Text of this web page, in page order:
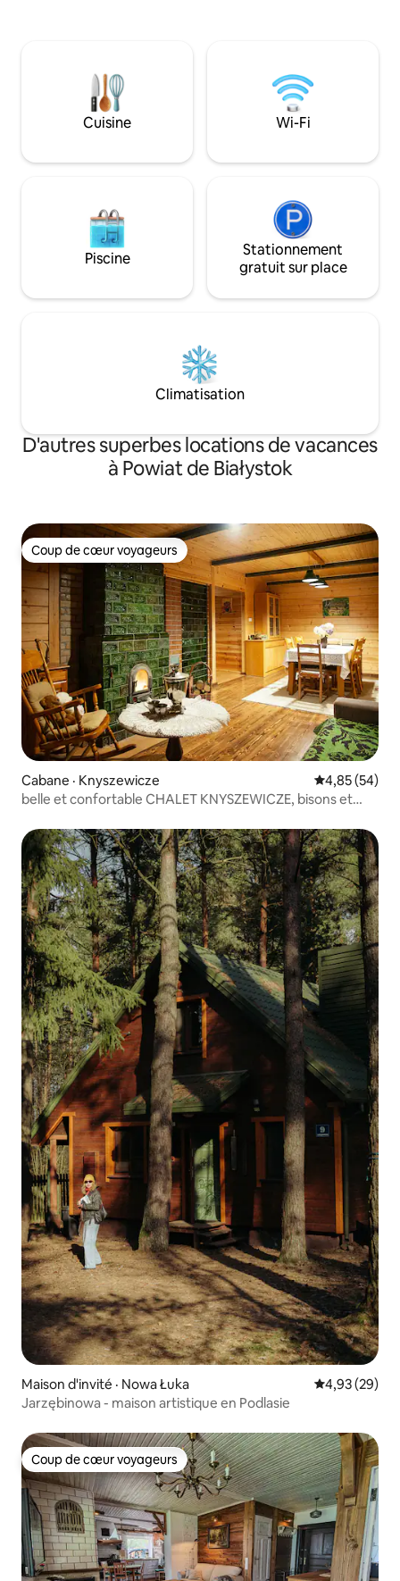
du shampoing, du gel douche, un sèche-
cheveux, du savon, du café, du thé, des
épices... Nous vous invitons
cordialement et vous souhaitons un
de votre visite à
Cuisine Wi-Fi
Piscine
Stationnement
gratuit sur place
Climatisation
D'autres superbes locations de vacances
à Powiat de Białystok
Coup de cœur voyageurs
Coup de cœur voyageurs
Cabane · Knyszewicze Note
4,85 (54)
belle et confortable CHALET KNYSZEWICZE, bisons et
Maison d'invité · Nowa Łuka Note
4,93 (29)
Jarzębinowa - maison artistique en Podlasie
Coup de cœur voyageurs
Coup de cœur voyageurs